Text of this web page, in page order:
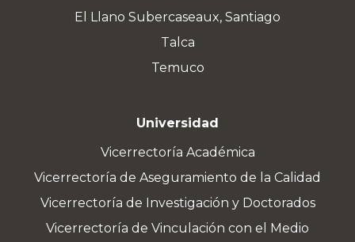
El Llano Subercaseaux, Santiago
Talca
Temuco
Universidad
Vicerrectoría Académica
Vicerrectoría de Aseguramiento de la Calidad
Vicerrectoría de Investigación y Doctorados
Vicerrectoría de Vinculación con el Medio